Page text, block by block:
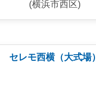
(横浜市西区)
セレモ西横（大式場）